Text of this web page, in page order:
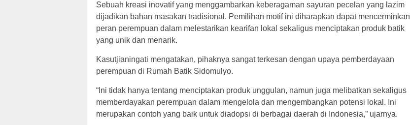
Sebuah kreasi inovatif yang menggambarkan keberagaman sayuran pecelan yang lazim
dijadikan bahan masakan tradisional. Pemilihan motif ini diharapkan dapat mencerminkan
peran perempuan dalam melestarikan kearifan lokal sekaligus menciptakan produk batik
yang unik dan menarik.
Kasutjianingati mengatakan, pihaknya sangat terkesan dengan upaya pemberdayaan
perempuan di Rumah Batik Sidomulyo.
“Ini tidak hanya tentang menciptakan produk unggulan, namun juga melibatkan sekaligus
memberdayakan perempuan dalam mengelola dan mengembangkan potensi lokal. Ini
merupakan contoh yang baik untuk diadopsi di berbagai daerah di Indonesia,” ujarnya.